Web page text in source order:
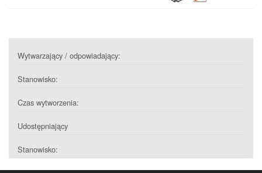
Wytwarzający / odpowiadający:
Stanowisko:
Czas wytworzenia:
Udostępniający
Stanowisko: